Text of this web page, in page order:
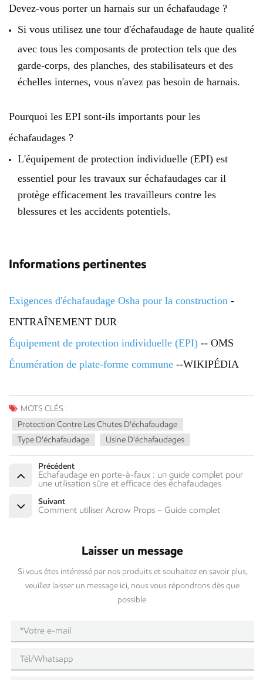
Devez-vous porter un harnais sur un échafaudage ?
Si vous utilisez une tour d'échafaudage de haute qualité
avec tous les composants de protection tels que des
garde-corps, des planches, des stabilisateurs et des
échelles internes, vous n'avez pas besoin de harnais.
Pourquoi les EPI sont-ils importants pour les
échafaudages ?
L'équipement de protection individuelle (EPI) est
essentiel pour les travaux sur échafaudages car il
protège efficacement les travailleurs contre les
blessures et les accidents potentiels.
Informations pertinentes
Exigences d'échafaudage Osha pour la construction -
ENTRAÎNEMENT DUR
Équipement de protection individuelle (EPI) -- OMS
Énumération de plate-forme commune --WIKIPÉDIA
MOTS CLÉS :
Protection Contre Les Chutes D'échafaudage
Type D'échafaudage
Usine D'échafaudages
Précédent
Échafaudage en porte-à-faux : un guide complet pour
une utilisation sûre et efficace des échafaudages
Suivant
Comment utiliser Acrow Props – Guide complet
Laisser un message
Si vous êtes intéressé par nos produits et souhaitez en savoir plus,
veuillez laisser un message ici, nous vous répondrons dès que
possible.